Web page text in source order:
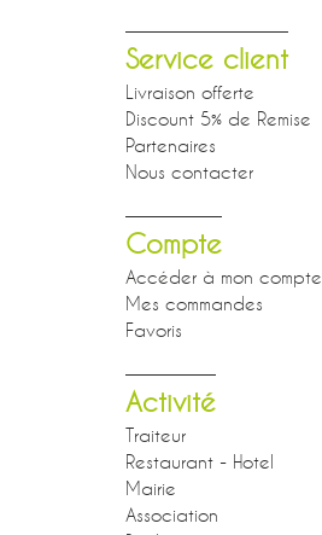
Service client
Livraison offerte
Discount 5% de Remise
Partenaires
Nous contacter
Compte
Accéder à mon compte
Mes commandes
Favoris
Activité
Traiteur
Restaurant - Hotel
Mairie
Association